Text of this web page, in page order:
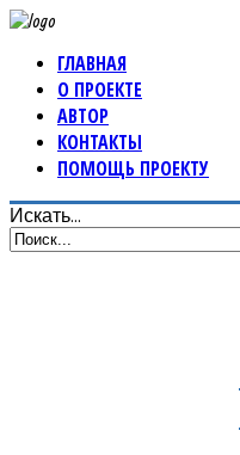
ГЛАВНАЯ
О ПРОЕКТЕ
АВТОР
КОНТАКТЫ
ПОМОЩЬ ПРОЕКТУ
Искать...